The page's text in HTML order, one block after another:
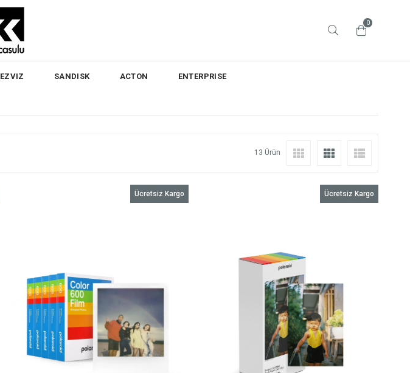
0
EZVIZ SANDISK ACTON ENTERPRISE
13 Ürün
Ücretsiz Kargo Ücretsiz Kargo